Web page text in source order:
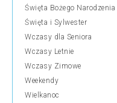
Święta Bożego Narodzenia
Święta i Sylwester
Wczasy dla Seniora
Wczasy Letnie
Wczasy Zimowe
Weekendy
Wielkanoc